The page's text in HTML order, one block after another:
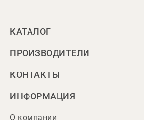
КАТАЛОГ
ПРОИЗВОДИТЕЛИ
КОНТАКТЫ
ИНФОРМАЦИЯ
О компании